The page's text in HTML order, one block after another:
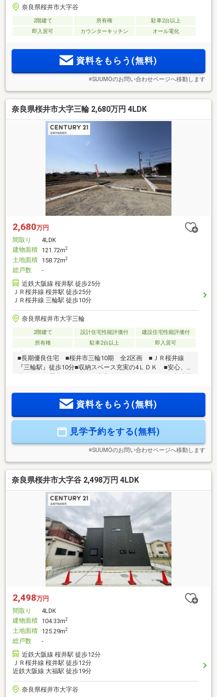
奈良県桜井市大字谷
2階建て 所有権
駐車2台以上
即入居可
カウンターキッチン オール電化
資料をもらう(無料)
※SUUMOのお問い合わせページへ移動します
奈良県桜井市大字三輪 2,680万円 4LDK
2,680万円
間取り
4LDK
建物面積 121.72m2
土地面積 158.72m2
総戸数
-
近鉄大阪線 桜井駅 徒歩25分
ＪＲ桜井線 桜井駅 徒歩25分
ＪＲ桜井線 三輪駅 徒歩10分
奈良県桜井市大字三輪
2階建て 設計住宅性能評価付
建設住宅性能評価付
所有権
駐車2台以上 即入居可
■長期優良住宅 ■桜井市三輪10期 全2区画 ■ＪＲ桜井線
『三輪駅』徒歩10分■収納スペース充実の4ＬＤＫ ■安心、安
皆様に快適なライフタイルをご提案できるように心をこめて
ご案内いたします◇ ◇住宅に関するご相談からご購入後のア
い資金計画をご提案できるように心をこめて対応いたします
◇お気軽にご相談ください！◆お問合せお待ちしております
資料をもらう(無料)
見学予約をする(無料)
※SUUMOのお問い合わせページへ移動します
奈良県桜井市大字谷 2,498万円 4LDK
2,498万円
間取り
4LDK
建物面積 104.33m2
土地面積 125.29m2
総戸数
-
近鉄大阪線 桜井駅 徒歩12分
ＪＲ桜井線 桜井駅 徒歩12分
近鉄大阪線 大福駅 徒歩19分
奈良県桜井市大字谷